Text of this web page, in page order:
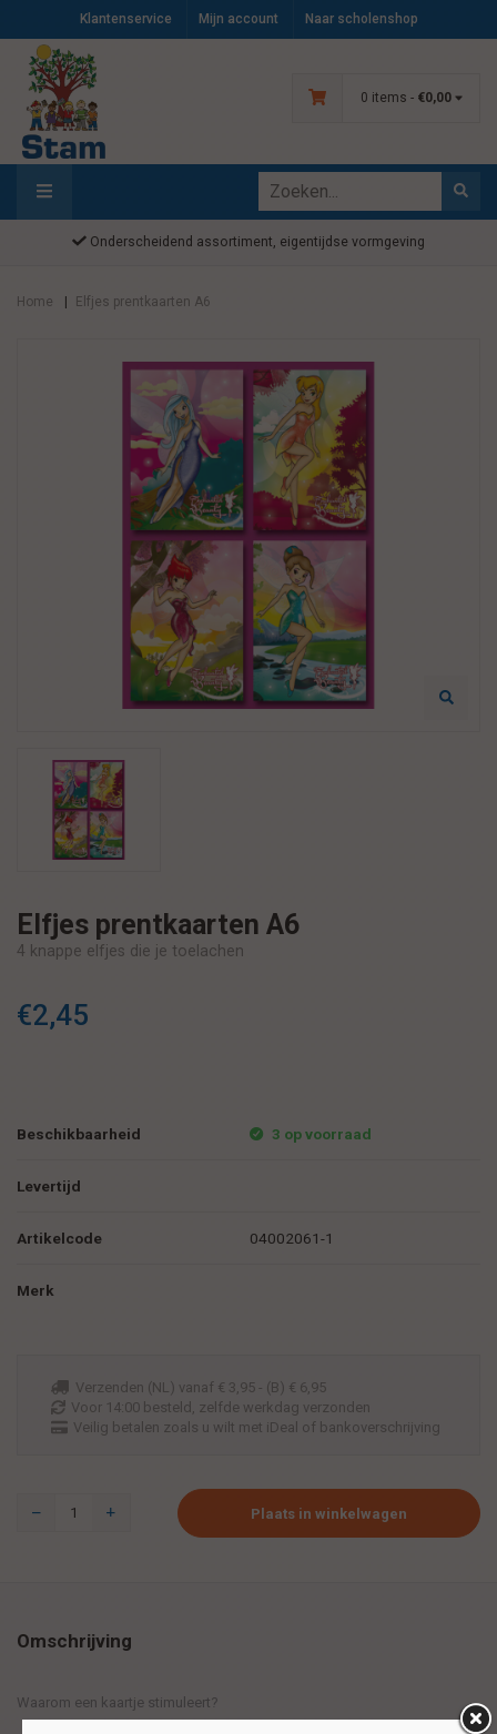
Klantenservice Mijn account Naar scholenshop
0 items - €0,00
Onderscheidend assortiment, eigentijdse vormgeving
Home Elfjes prentkaarten A6
Elfjes prentkaarten A6
4 knappe elfjes die je toelachen
€2,45
Beschikbaarheid 3 op voorraad
Levertijd
Artikelcode 04002061-1
Merk
Verzenden (NL) vanaf € 3,95 - (B) € 6,95
Voor 14:00 besteld, zelfde werkdag verzonden
Veilig betalen zoals u wilt met iDeal of bankoverschrijving
Plaats in winkelwagen
Omschrijving
Waarom een kaartje stimuleert?